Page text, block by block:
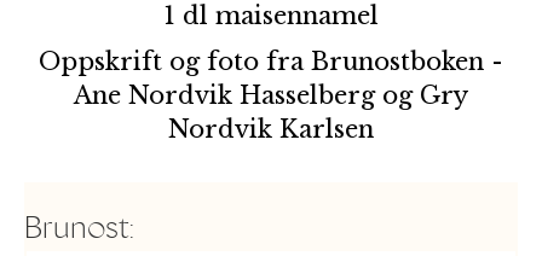
1 dl maisennamel
Oppskrift og foto fra Brunostboken -
Ane Nordvik Hasselberg og Gry
Nordvik Karlsen
Brunost: